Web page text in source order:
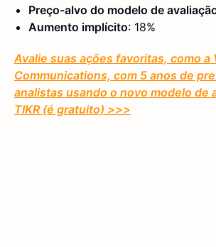
Preço-alvo do modelo de
Aumento implícito: 18%
Avalie suas ações favoritas, como a
Communications, com 5 anos de
analistas usando o novo modelo de
TIKR (é gratuito) >>>